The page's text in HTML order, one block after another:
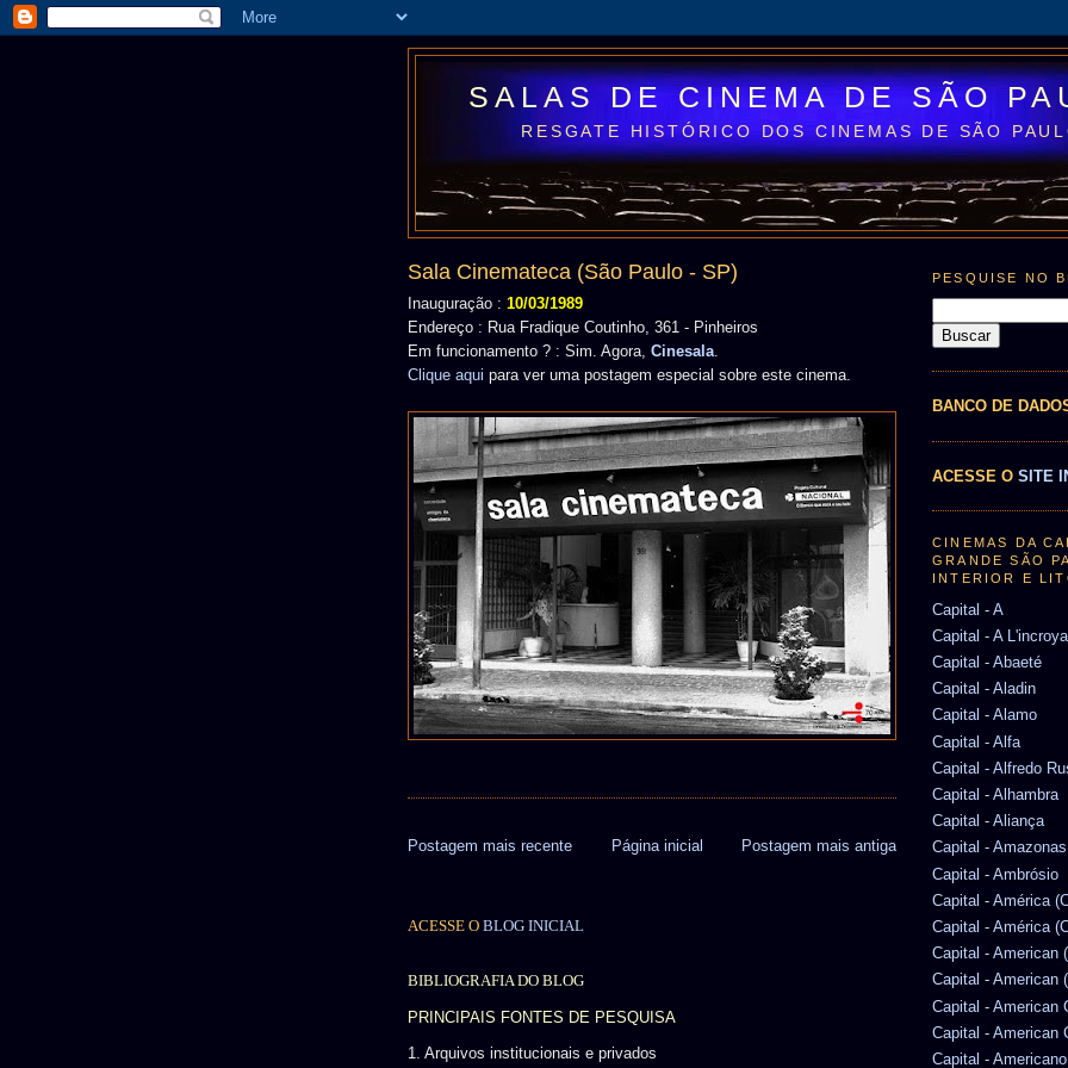
SALAS DE CINEMA DE SÃO
RESGATE HISTÓRICO DOS CINEMAS DE SÃO
Sala Cinemateca (São Paulo - SP)
Inauguração : 10/03/1989
Endereço : Rua Fradique Coutinho, 361 - Pinheiros
Em funcionamento ? : Sim. Agora, Cinesala.
Clique aqui para ver uma postagem especial sobre este cinema.
Postagem mais recente Postagem mais antiga
Página inicial
ACESSE O BLOG INICIAL
BIBLIOGRAFIA DO BLOG
PRINCIPAIS FONTES DE PESQUISA
1. Arquivos institucionais e privados
PESQUISE NO
BANCO DE
ACESSE O SITE
CINEMAS DA
GRANDE SÃO
INTERIOR E
Capital - A
Capital - A
Capital - Abaeté
Capital - Aladin
Capital - Alamo
Capital - Alfa
Capital - Alfredo
Capital - Alhambra
Capital - Aliança
Capital - Amazonas
Capital - Ambrósio
Capital - América
Capital - América
Capital - American
Capital - American
Capital - American
Capital - American
Capital -